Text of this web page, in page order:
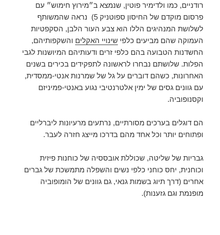
רודניים, כמו ולדימיר פוטין, שנמצא ב״מירוץ חימוש״ עם
פרסום מוקדם של החיסון ספוטניק 5) נראה שהמשותף
לשלושת המנהיגים הללו הוא צבע העור הלבן, הסקפטיות
העמוקה שהם מביעים כלפישינויי האקלים והשקפותיהם,
החשדנות הטבועה בהם כלפי זרים ודעותיהם המיושנות לגבי
הפלות. שלושתם נבחרו לראשונה לתפקידים בכירים בשנים
האחרונות, כשהם דוברים על גל של שמרנות אנטי-ממסדית,
עם גוונים גסים של ימין אלטרנטיבי נגוע באנטי-פמיניזם
וקסנופוביה.
הם דוגלים בערכים מסורתיים, נרתעים מרעיונות ליברליים
ופתוחים יותר וכל אחד מהם בדרכו מייצג חזרה לעבר.
גבריות של שליטה, שכוללת אובססיה של כוחנות פיזית
וכוחנית, יחס כוחני כלפי נשים והשפלה מתמשכת של גברים
אחרים (דרך תיוג בשמות גנאי, גם גוונים של הומופוביה
מופנמת וגם גזענות).